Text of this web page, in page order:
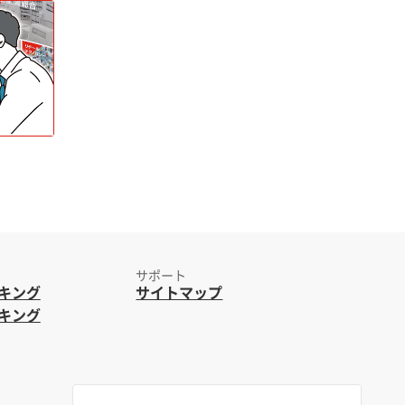
ング
ング
サポート
サイトマップ